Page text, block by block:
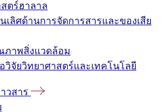
ตร์ฮาลาล
เลิศด้านการจัดการสารและของเสีย
ภาพสิ่งแวดล้อม
วิจัยวิทยาศาสตร์และเทคโนโลยี
วสาร